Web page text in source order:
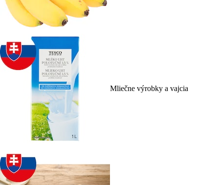
Mliečne výrobky a vajcia